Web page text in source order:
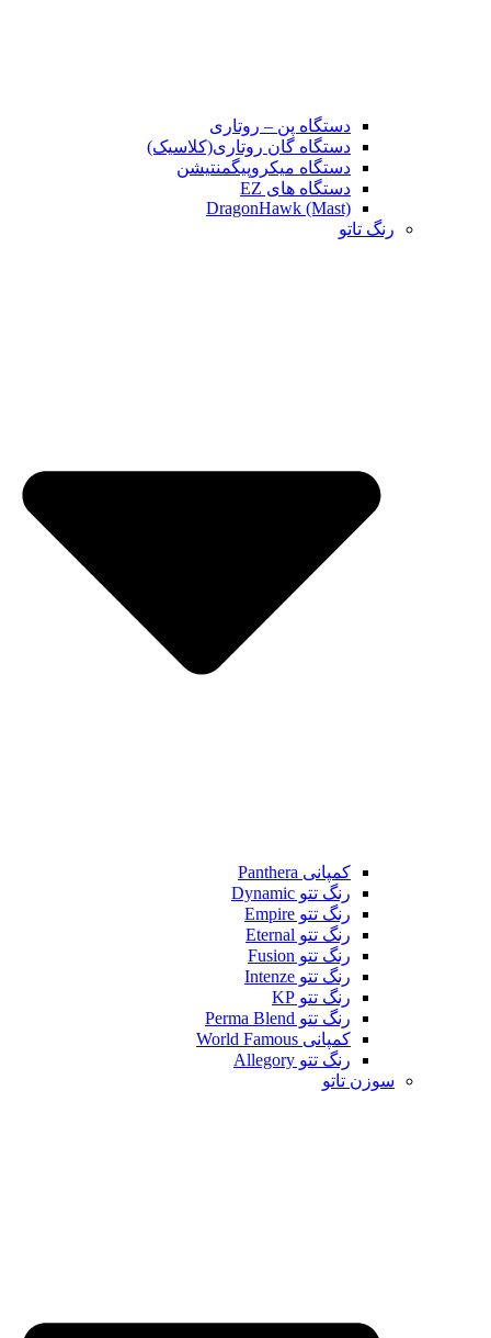
دستگاه پن – روتاری
دستگاه گان روتاری(کلاسیک)
دستگاه میکروپیگمنتیشن
دستگاه های EZ
DragonHawk (Mast)
رنگ تاتو
کمپانی Panthera
رنگ تتو Dynamic
رنگ تتو Empire
رنگ تتو Eternal
رنگ تتو Fusion
رنگ تتو Intenze
رنگ تتو KP
رنگ تتو Perma Blend
کمپانی World Famous
رنگ تتو Allegory
سوزن تاتو